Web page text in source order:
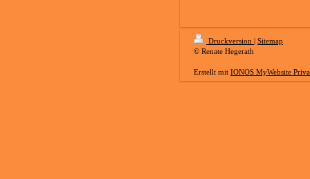
Druckversion | Sitemap
© Renate Hegerath
Erstellt mit IONOS MyWebsite